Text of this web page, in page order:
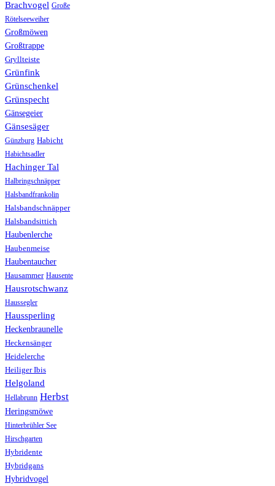
Brachvogel Große
Rötelseeweiher
Großmöwen
Großtrappe
Gryllteiste
Grünfink
Grünschenkel
Grünspecht
Gänsegeier
Gänsesäger
Günzburg Habicht
Habichtsadler
Hachinger Tal
Halbringschnäpper
Halsbandfrankolin
Halsbandschnäpper
Halsbandsittich
Haubenlerche
Haubenmeise
Haubentaucher
Hausammer Hausente
Hausrotschwanz
Haussegler
Haussperling
Heckenbraunelle
Heckensänger
Heidelerche
Heiliger Ibis
Helgoland
Hellabrunn Herbst
Heringsmöwe
Hinterbrühler See
Hirschgarten
Hybridente
Hybridgans
Hybridvogel